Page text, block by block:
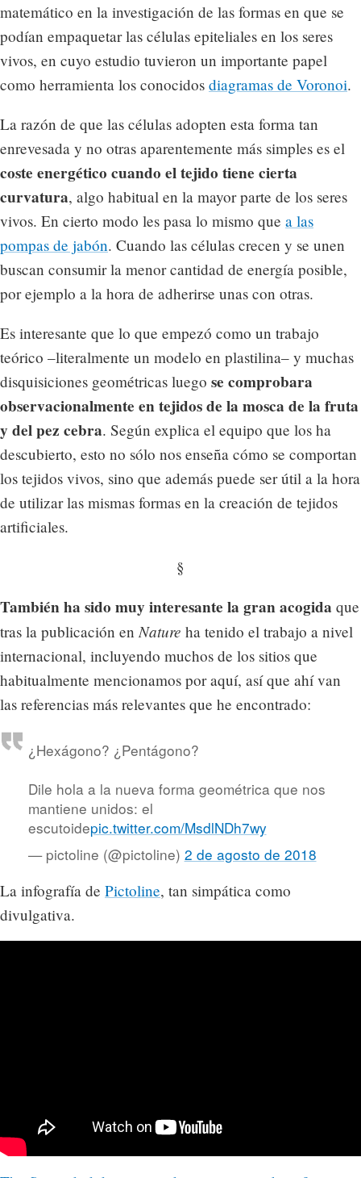
matemático en la investigación de las formas en que se
podían empaquetar las células epiteliales en los seres
vivos, en cuyo estudio tuvieron un importante papel
como herramienta los conocidos diagramas de Voronoi.
La razón de que las células adopten esta forma tan
enrevesada y no otras aparentemente más simples es el
coste energético cuando el tejido tiene cierta
curvatura, algo habitual en la mayor parte de los seres
vivos. En cierto modo les pasa lo mismo que a las
pompas de jabón. Cuando las células crecen y se unen
buscan consumir la menor cantidad de energía posible,
por ejemplo a la hora de adherirse unas con otras.
Es interesante que lo que empezó como un trabajo
teórico –literalmente un modelo en plastilina– y muchas
disquisiciones geométricas luego se comprobara
observacionalmente en tejidos de la mosca de la fruta
y del pez cebra. Según explica el equipo que los ha
descubierto, esto no sólo nos enseña cómo se comportan
los tejidos vivos, sino que además puede ser útil a la hora
de utilizar las mismas formas en la creación de tejidos
artificiales.
§
También ha sido muy interesante la gran acogida que
tras la publicación en Nature ha tenido el trabajo a nivel
internacional, incluyendo muchos de los sitios que
habitualmente mencionamos por aquí, así que ahí van
las referencias más relevantes que he encontrado:
¿Hexágono? ¿Pentágono?
Dile hola a la nueva forma geométrica que nos
mantiene unidos: el
escutoidepic.twitter.com/MsdlNDh7wy
— pictoline (@pictoline) 2 de agosto de 2018
La infografía de Pictoline, tan simpática como
divulgativa.